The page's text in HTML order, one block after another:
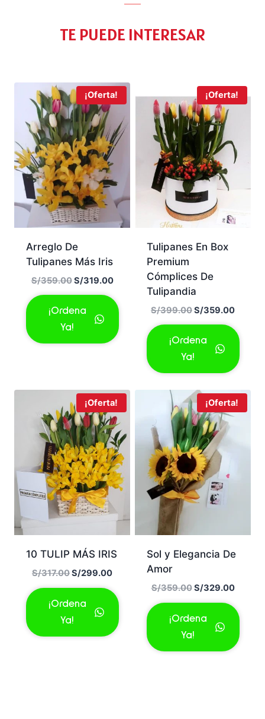
TE PUEDE INTERESAR
¡Oferta!
Arreglo De
Tulipanes Más Iris
S/359.00El
precio
original
S/359.00.
S/319.00El
actual
S/319.00.
¡Ordena
Ya!
¡Oferta!
Tulipanes En Box
Premium
Cómplices De
Tulipandia
S/399.00El
precio
original
S/399.00.
S/359.00El
actual
S/
¡Ordena
Ya!
¡Oferta!
10 TULIP MÁS IRIS
S/317.00El
precio
original
S/317.00.
S/299.00El
actual
S/299.00.
¡Ordena
Ya!
¡Oferta!
Sol y Elegancia De
Amor
S/359.00El
precio
original
S/359.00.
S/329.00El
actual
S/
¡Ordena
Ya!